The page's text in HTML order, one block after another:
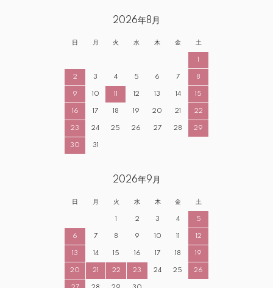
2026年8月
日 月 火 水 木 金 土
2 3 4 5 6 7 8
9 10 12 13 14 15
16 17 18 19 20 21 22
23 24 25 26 27 28 29
30 31
2026年9月
日 月 火 水 木 金 土
2 3 4 5
6 7 8 9 10 12
13 14 15 16 17 18 19
20 21 22 23 24 25 26